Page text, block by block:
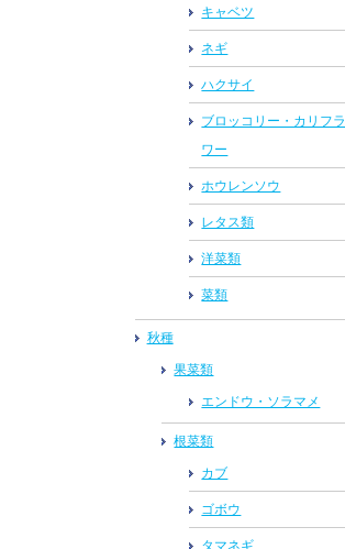
キャベツ
ネギ
ハクサイ
ブロッコリー・カリフラ
ワー
ホウレンソウ
レタス類
洋菜類
菜類
秋種
果菜類
エンドウ・ソラマメ
根菜類
カブ
ゴボウ
タマネギ